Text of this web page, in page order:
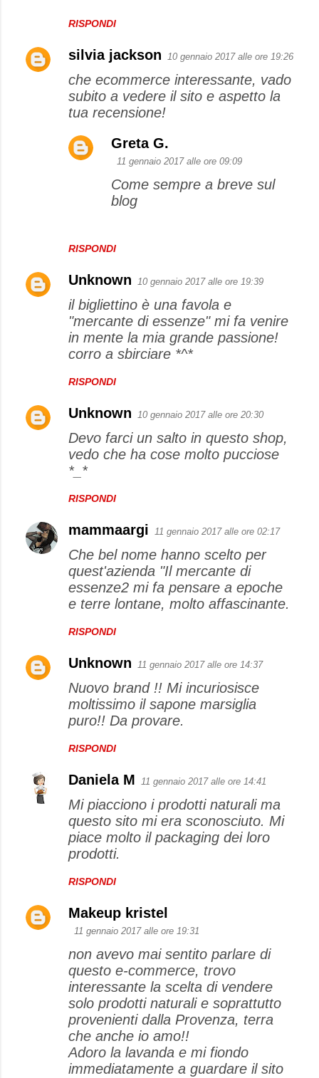
RISPONDI
silvia jackson 10 gennaio 2017 alle ore 19:26
che ecommerce interessante, vado
subito a vedere il sito e aspetto la
tua recensione!
RISPONDI
Greta G.
11 gennaio 2017 alle ore 09:09
Come sempre a breve sul
blog
Unknown 10 gennaio 2017 alle ore 19:39
il bigliettino è una favola e
"mercante di essenze" mi fa venire
in mente la mia grande passione!
corro a sbirciare *^*
RISPONDI
Unknown 10 gennaio 2017 alle ore 20:30
Devo farci un salto in questo shop,
vedo che ha cose molto pucciose
*_*
RISPONDI
mammaargi 11 gennaio 2017 alle ore 02:17
Che bel nome hanno scelto per
quest'azienda "Il mercante di
essenze2 mi fa pensare a epoche
e terre lontane, molto affascinante.
RISPONDI
Unknown 11 gennaio 2017 alle ore 14:37
Nuovo brand !! Mi incuriosisce
moltissimo il sapone marsiglia
puro!! Da provare.
RISPONDI
Daniela M 11 gennaio 2017 alle ore 14:41
Mi piacciono i prodotti naturali ma
questo sito mi era sconosciuto. Mi
piace molto il packaging dei loro
prodotti.
RISPONDI
Makeup kristel
11 gennaio 2017 alle ore 19:31
non avevo mai sentito parlare di
questo e-commerce, trovo
interessante la scelta di vendere
solo prodotti naturali e soprattutto
provenienti dalla Provenza, terra
che anche io amo!!
Adoro la lavanda e mi fiondo
immediatamente a guardare il sito